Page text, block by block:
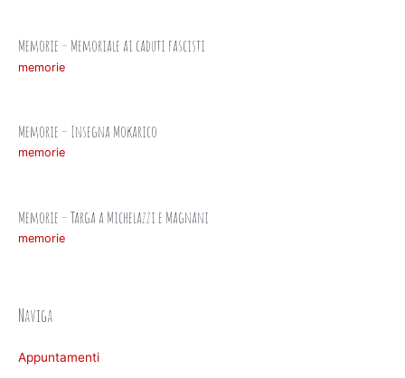
Naviga
Appuntamenti
Memorie – Memoriale ai caduti fascisti
memorie
Memorie – Insegna Mokarico
memorie
Memorie – Targa a Michelazzi e Magnani
memorie